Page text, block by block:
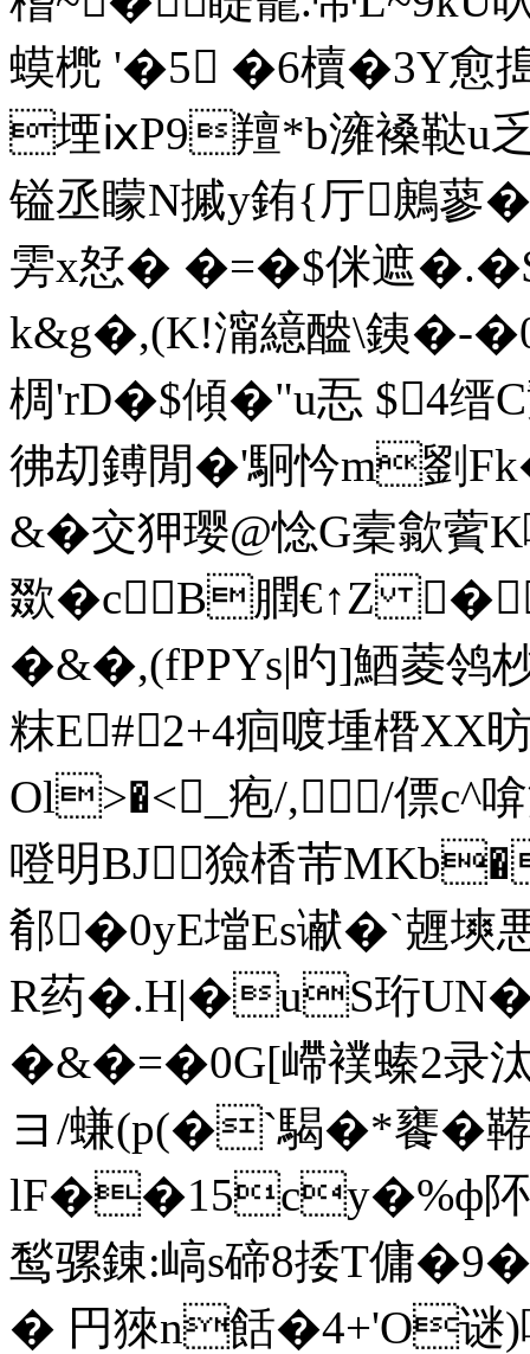
蟆橷 '�5 �6櫝�3Y
堙ⅸP9羶*b澭褬鞑u乏
镒丞矇N摵y銪{厅鶊
雱x恏� �=�$侎遮
k&g�,(K!澝繶醠\銕�-
椆'rD�$傾�"u忢 $4缙C
彿刧鎛閒�'駉忴m劉
&�交狎璎@惗G槖歙
欼�c B膶€↑Z �
�&�,(fPPYs|旳]鯂菱鸰
粖E#2+4痐喥堹橬XX
Ol>�<_疱/, /僄c^啽
噔明BJ獫楿芾
郩�0yE壋Es谳�`兣塽
R药�.H|�uS珩
�&�=�0G[嵽襆螓2录
ヨ/螊(p(�`騔�*饔�
lF��15cу�%ф阫7
鹙骡錬:嵪s碲8捼T傭
� 円猍n餂�4+'O